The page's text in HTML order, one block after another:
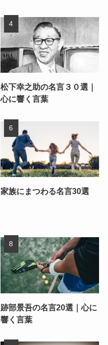
松下幸之助の名言３０選｜
心に響く言葉
家族にまつわる名言30選
跡部景吾の名言20選｜心に
響く言葉